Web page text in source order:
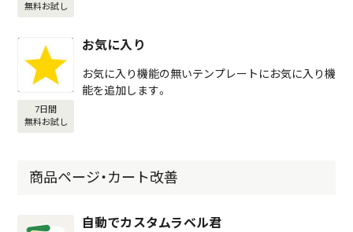
無料お試し
7日間
無料お試し
お気に入り
お気に入り機能の無いテンプレートにお気に入り機
能を追加します。
商品ページ・カート改善
自動でカスタムラベル君